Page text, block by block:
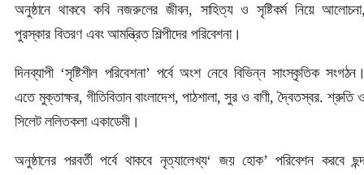
অনুষ্ঠানে থাকবে কবি নজরুলের জীবন, সাহিত্য ও সৃষ্টিকর্ম নিয়ে
পুরস্কার বিতরণ এবং আমন্ত্রিত শিল্পীদের পরিবেশনা।
দিনব্যাপী ‘সৃষ্টিশীল পরিবেশনা’ পর্বে অংশ নেবে বিভিন্ন সাংস্কৃতিক
এতে মুক্তাক্ষর, গীতিবিতান বাংলাদেশ, পাঠশালা, সুর ও বাণী, দ্বৈতস্বর. শ্রুতি
সিলেট ললিতকলা একাডেমী।
অনুষ্ঠানের পরবর্তী পর্বে থাকবে নৃত্যালেখ্য‘ জয় হোক’ পরিবেশন করবে